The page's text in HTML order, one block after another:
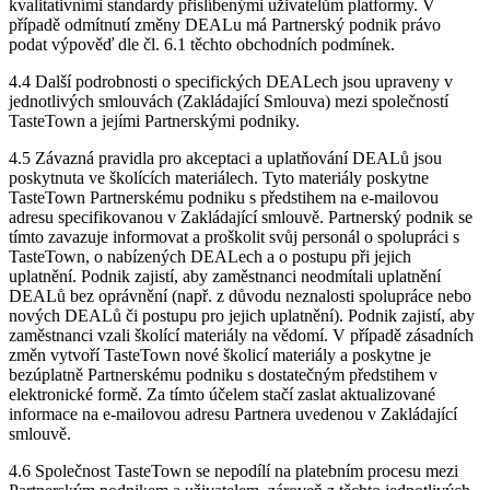
kvalitativními standardy přislíbenými uživatelům platformy. V
případě odmítnutí změny DEALu má Partnerský podnik právo
podat výpověď dle čl. 6.1 těchto obchodních podmínek.
4.4 Další podrobnosti o specifických DEALech jsou upraveny v
jednotlivých smlouvách (Zakládající Smlouva) mezi společností
TasteTown a jejími Partnerskými podniky.
4.5 Závazná pravidla pro akceptaci a uplatňování DEALů jsou
poskytnuta ve školících materiálech. Tyto materiály poskytne
TasteTown Partnerskému podniku s předstihem na e-mailovou
adresu specifikovanou v Zakládající smlouvě. Partnerský podnik se
tímto zavazuje informovat a proškolit svůj personál o spolupráci s
TasteTown, o nabízených DEALech a o postupu při jejich
uplatnění. Podnik zajistí, aby zaměstnanci neodmítali uplatnění
DEALů bez oprávnění (např. z důvodu neznalosti spolupráce nebo
nových DEALů či postupu pro jejich uplatnění). Podnik zajistí, aby
zaměstnanci vzali školící materiály na vědomí. V případě zásadních
změn vytvoří TasteTown nové školicí materiály a poskytne je
bezúplatně Partnerskému podniku s dostatečným předstihem v
elektronické formě. Za tímto účelem stačí zaslat aktualizované
informace na e-mailovou adresu Partnera uvedenou v Zakládající
smlouvě.
4.6 Společnost TasteTown se nepodílí na platebním procesu mezi